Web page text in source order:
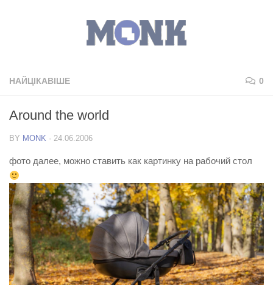
НАЙЦІКАВІШЕ 0
Around the world
BY MONK · 24.06.2006
фото далее, можно ставить как картинку на рабочий стол